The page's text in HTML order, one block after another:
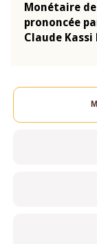
Monétaire de
prononcée
Claude Kassi